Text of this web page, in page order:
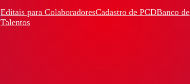
Editais para ColaboradoresCadastro de PCDBanco de
Talentos